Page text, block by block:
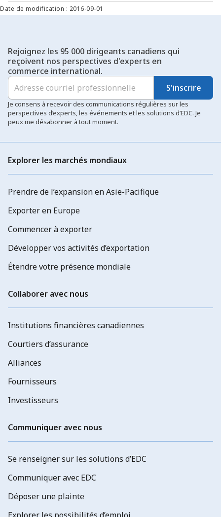
Date de modification : 2016-09-01
Rejoignez les 95 000 dirigeants canadiens qui
reçoivent nos perspectives d'experts en
commerce international.
S'inscrire
Je consens à recevoir des communications régulières sur les
perspectives d’experts, les événements et les solutions d’EDC. Je
peux me désabonner à tout moment.
Explorer les marchés mondiaux
Prendre de l’expansion en Asie-Pacifique
Exporter en Europe
Commencer à exporter
Développer vos activités d’exportation
Étendre votre présence mondiale
Collaborer avec nous
Institutions financières canadiennes
Courtiers d’assurance
Alliances
Fournisseurs
Investisseurs
Communiquer avec nous
Se renseigner sur les solutions d’EDC
Communiquer avec EDC
Déposer une plainte